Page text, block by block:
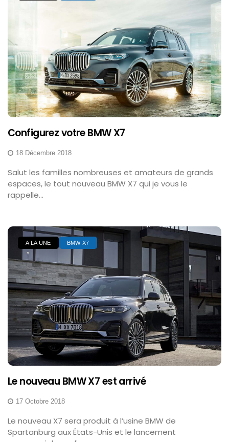
Configurez votre BMW X7
18 Décembre 2018
Salut les familles nombreuses et amateurs de grands
espaces, le tout nouveau BMW X7 qui je vous le
rappelle...
A LA UNE BMW X7
Le nouveau BMW X7 est arrivé
17 Octobre 2018
Le nouveau X7 sera produit à l’usine BMW de
Spartanburg aux États-Unis et le lancement